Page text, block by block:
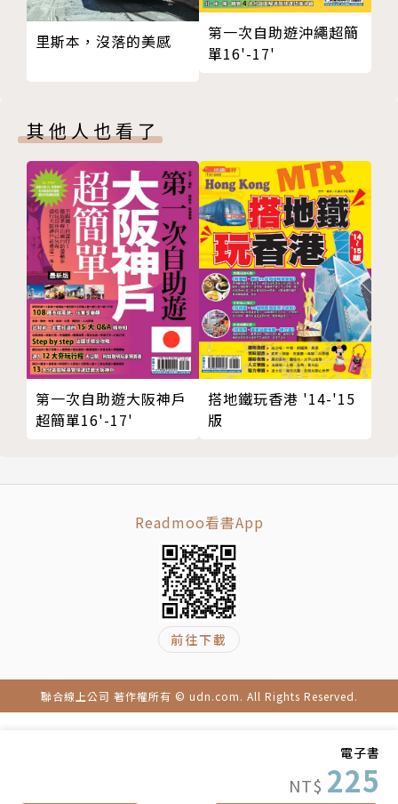
電子書
NT$ 225
‧南澳
奇灣天險原生之美
‧棲蘭‧明池
親山樂林森情呼吸
◎花蓮 →海灣峽谷樂泛舟
‧新城‧花蓮市
美食單車雙重享受
‧花蓮市
逐浪嚐鮮多充實
太魯閣
鬼斧神工絕妙山景
‧吉安
水圳松林好風光
‧壽豐
沾染後山人文氣息
海灣溪口生態之美
綠光森林賞蝶散策
◎台東 →溫泉好米享休閒
史前遺跡交錯原民風情
‧台東市2
里斯本，沒落的美感
第一次自助遊沖繩超簡
單16'-17'
其他人也看了
第一次自助遊大阪神戶
超簡單16'-17'
搭地鐵玩香港 '14-'15
版
Readmoo看書App
前往下載
聯合線上公司 著作權所有 © udn.com. All Rights Reserved.